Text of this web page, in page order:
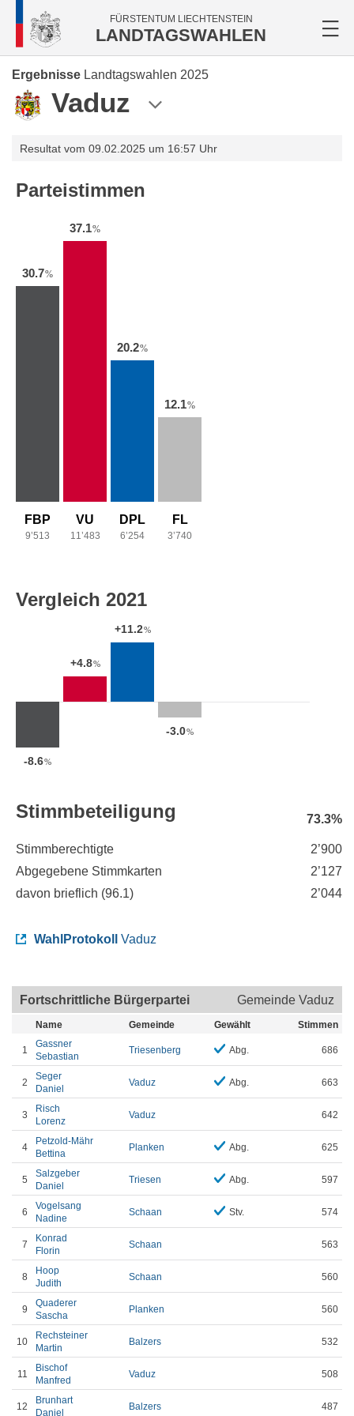
FÜRSTENTUM LIECHTENSTEIN
LANDTAGSWAHLEN
Ergebnisse Landtagswahlen 2025
Vaduz
Resultat vom 09.02.2025 um 16:57 Uhr
Parteistimmen
30.7%
FBP
9’513
37.1%
VU
11’483
20.2%
DPL
6’254
12.1%
FL
3’740
Vergleich 2021
-8.6%
+4.8%
+11.2%
-3.0%
Stimmbeteiligung 73.3%
Stimmberechtigte
2’900
Abgegebene Stimmkarten
2’127
davon brieflich (96.1) 2’044
WahlProtokoll Vaduz
Fortschrittliche Bürgerpartei Gemeinde Vaduz
Name Gemeinde Gewählt Stimmen
1
Gassner
Sebastian
Triesenberg Abg. 686
2
Seger
Daniel
Vaduz Abg. 663
3
Risch
Lorenz
Vaduz 642
4
Petzold-Mähr
Bettina
Planken Abg. 625
5
Salzgeber
Daniel
Triesen Abg. 597
6
Vogelsang
Nadine
Schaan Stv. 574
7
Konrad
Florin
Schaan 563
8
Hoop
Judith
Schaan 560
9
Quaderer
Sascha
Planken 560
10
Rechsteiner
Martin
Balzers 532
11
Bischof
Manfred
Vaduz 508
12
Brunhart
Daniel
Balzers 487